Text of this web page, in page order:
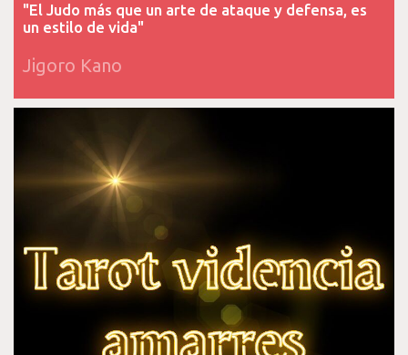
"El Judo más que un arte de ataque y defensa, es
un estilo de vida"
Jigoro Kano